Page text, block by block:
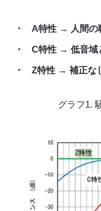
A特性 → 人間の
C特性 → 低音域
Z特性 → 補正な
グラフ1.